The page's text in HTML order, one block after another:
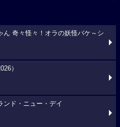
ん 奇々怪々！オラの妖怪バケ～シ
）
ンド・ニュー・デイ